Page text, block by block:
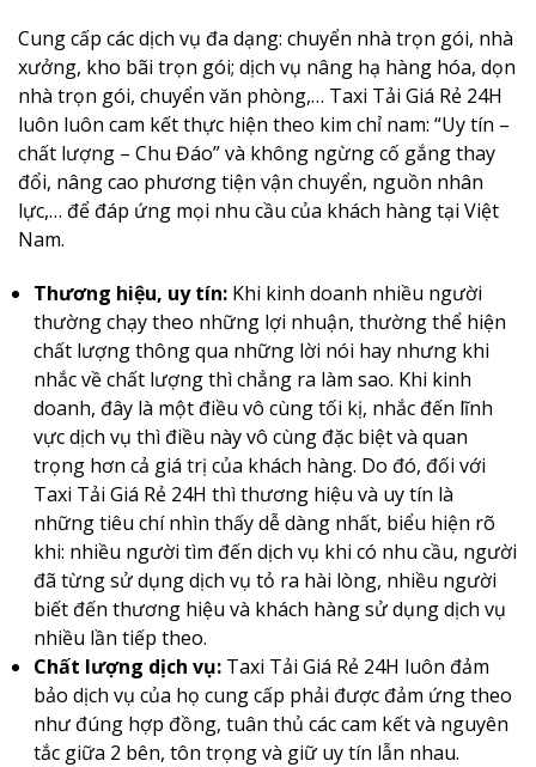
Cung cấp các dịch vụ đa dạng: chuyển nhà trọn gói, nhà
xưởng, kho bãi trọn gói; dịch vụ nâng hạ hàng hóa, dọn
nhà trọn gói, chuyển văn phòng,… Taxi Tải Giá Rẻ 24H
luôn luôn cam kết thực hiện theo kim chỉ nam: “Uy tín –
chất lượng – Chu Đáo” và không ngừng cố gắng thay
đổi, nâng cao phương tiện vận chuyển, nguồn nhân
lực,… để đáp ứng mọi nhu cầu của khách hàng tại Việt
Nam.
Thương hiệu, uy tín: Khi kinh doanh nhiều người
thường chạy theo những lợi nhuận, thường thể hiện
chất lượng thông qua những lời nói hay nhưng khi
nhắc về chất lượng thì chẳng ra làm sao. Khi kinh
doanh, đây là một điều vô cùng tối kị, nhắc đến lĩnh
vực dịch vụ thì điều này vô cùng đặc biệt và quan
trọng hơn cả giá trị của khách hàng. Do đó, đối với
Taxi Tải Giá Rẻ 24H thì thương hiệu và uy tín là
những tiêu chí nhìn thấy dễ dàng nhất, biểu hiện rõ
khi: nhiều người tìm đến dịch vụ khi có nhu cầu, người
đã từng sử dụng dịch vụ tỏ ra hài lòng, nhiều người
biết đến thương hiệu và khách hàng sử dụng dịch vụ
nhiều lần tiếp theo.
Chất lượng dịch vụ:Taxi Tải Giá Rẻ 24H luôn đảm
bảo dịch vụ của họ cung cấp phải được đảm ứng theo
như đúng hợp đồng, tuân thủ các cam kết và nguyên
tắc giữa 2 bên, tôn trọng và giữ uy tín lẫn nhau.